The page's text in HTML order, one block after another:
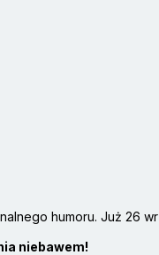
humoru. Już 26
niebawem!